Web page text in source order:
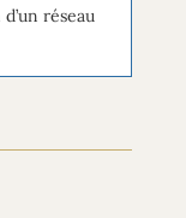
réseau